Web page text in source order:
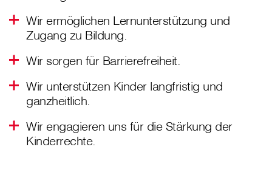
Wir ermöglichen Lernunterstützung und
Zugang zu Bildung.
Wir sorgen für Barrierefreiheit.
Wir unterstützen Kinder langfristig und
ganzheitlich.
Wir engagieren uns für die Stärkung der
Kinderrechte.